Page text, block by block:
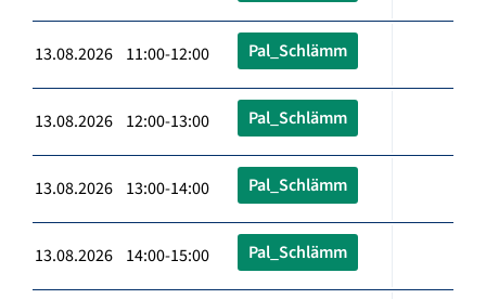
13.08.2026 11:00-12:00 Pal_Schlämm
13.08.2026 12:00-13:00 Pal_Schlämm
13.08.2026 13:00-14:00 Pal_Schlämm
13.08.2026 14:00-15:00 Pal_Schlämm